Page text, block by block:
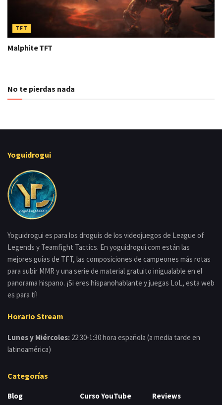
TFT
Malphite TFT
No te pierdas nada
Yoguidrogui
Yoguidrogui es para los droguis de los videojuegos de League of
Legends y Teamfight Tactics. En yoguidrogui.com están las
mejores guías de TFT, las composiciones de campeones más rotas
para subir MMR y una serie de material gratuito inigualable en el
panorama hispano. ¡Si eres hispanohablante y juegas LoL, esta web
es para tí!
Horario Stream
Lunes y Miércoles: 22:30-1:30 hora española (a media tarde en
latinoamérica)
Categorías
Blog
Curso YouTube
Reviews